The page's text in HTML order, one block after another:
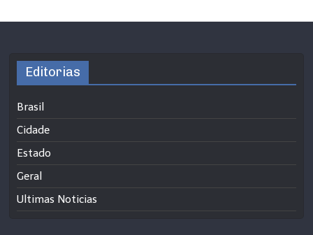
Editorias
Brasil
Cidade
Estado
Geral
Ultimas Noticias